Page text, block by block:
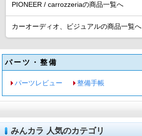
PIONEER / carrozzeriaの商品一覧へ
カーオーディオ、ビジュアルの商品一覧へ
パーツ・整備
パーツレビュー 整備手帳
みんカラ 人気のカテゴリ